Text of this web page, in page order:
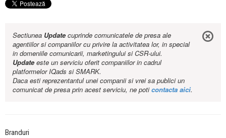
Sectiunea Updatecuprinde comunicatele de presa ale
agentiilor si companiilor cu privire la activitatea lor, in special
in domeniile comunicarii, marketingului si CSR-ului.
Updateeste un serviciu oferit companiilor in cadrul
platformelor IQads si SMARK.
Daca esti reprezentantul unei companii si vrei sa publici un
comunicat de presa prin acest serviciu, ne poticontacta aici.
Branduri